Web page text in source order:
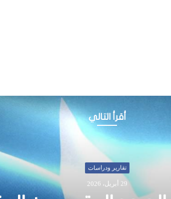
أقرأ التالي
أخبار
21 يناير، 2017